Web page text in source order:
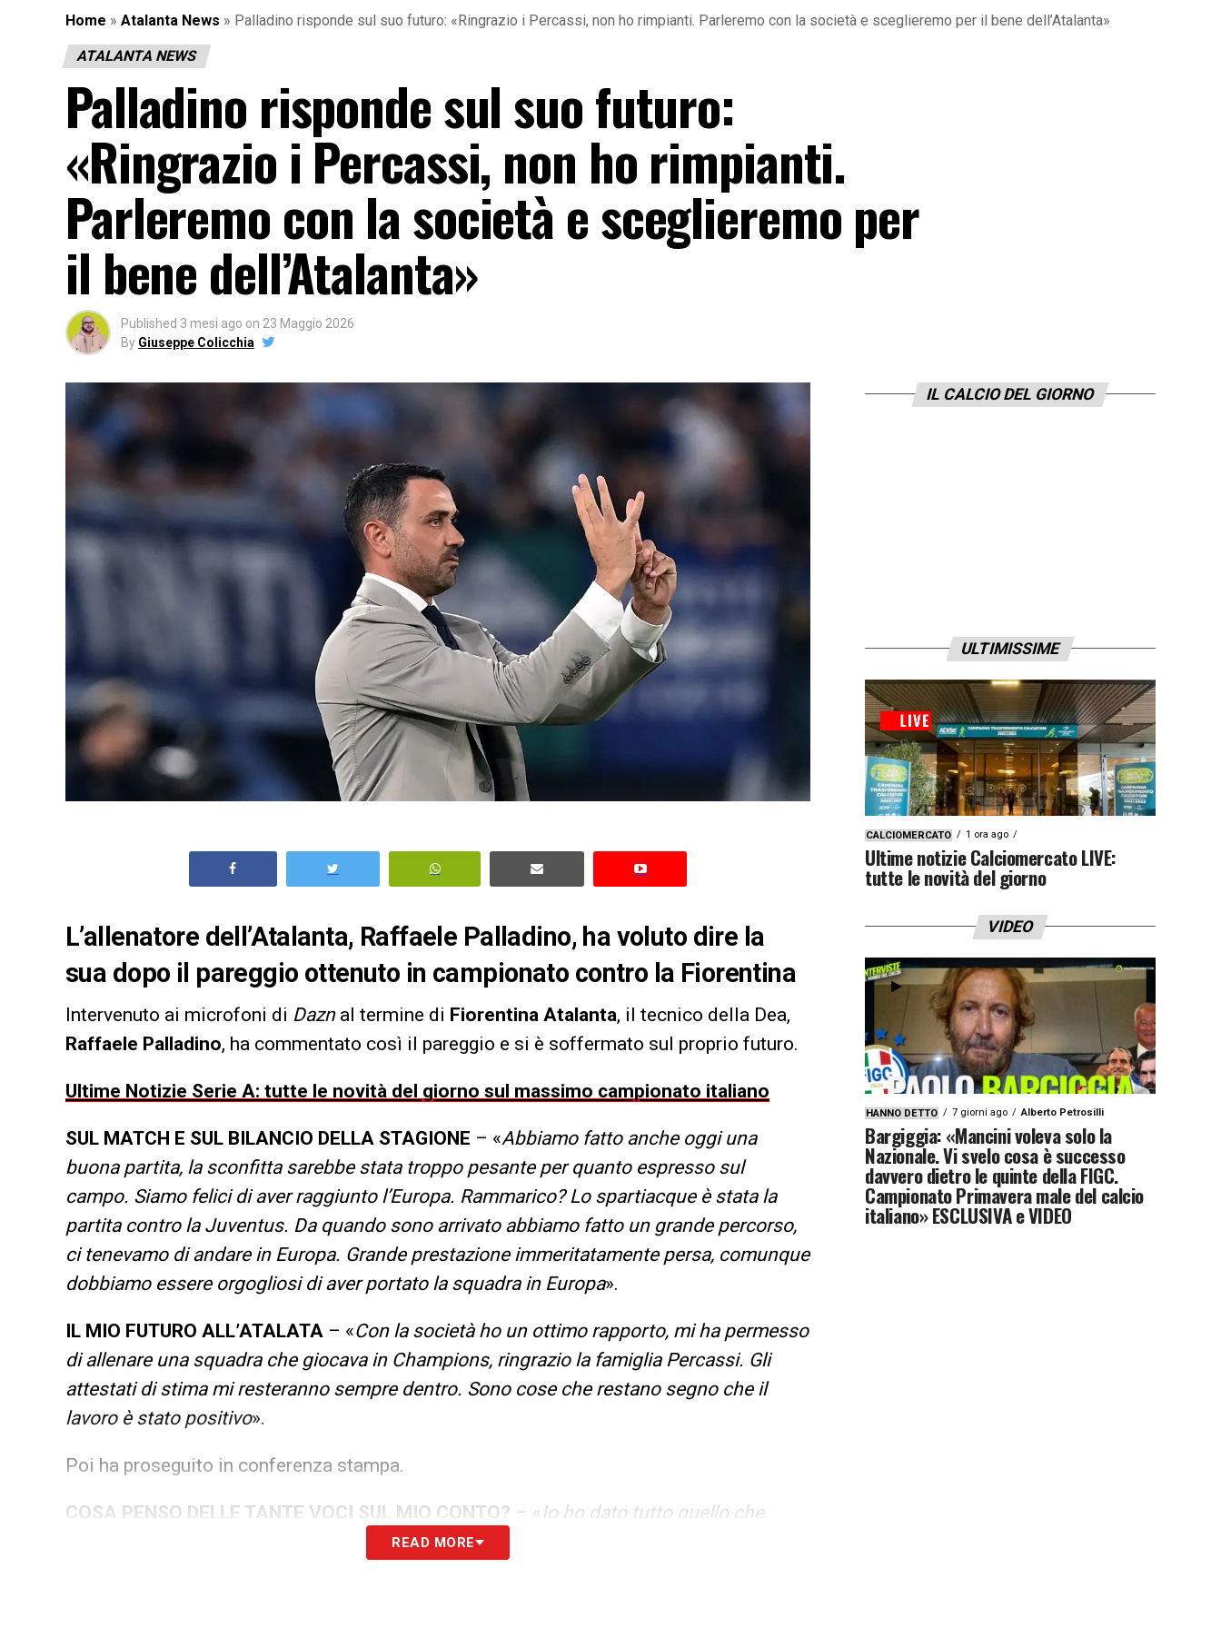
Home » Atalanta News » Palladino risponde sul suo futuro: «Ringrazio i Percassi, non ho rimpianti. Parleremo con la società e sceglieremo per il bene dell’Atalanta»
ATALANTA NEWS
Palladino risponde sul suo futuro:
«Ringrazio i Percassi, non ho rimpianti.
Parleremo con la società e sceglieremo per
il bene dell’Atalanta»
Published 3 mesi ago on 23 Maggio 2026
By Giuseppe Colicchia
L’allenatore dell’Atalanta, Raffaele Palladino, ha voluto dire la
sua dopo il pareggio ottenuto in campionato contro la Fiorentina
Intervenuto ai microfoni di Daznal termine di Fiorentina Atalanta, il tecnico della Dea,
Raffaele Palladino, ha commentato così il pareggio e si è soffermato sul proprio futuro.
Ultime Notizie Serie A: tutte le novità del giorno sul massimo campionato italiano
SUL MATCH E SUL BILANCIO DELLA STAGIONE – «Abbiamo fatto anche oggi una
buona partita, la sconfitta sarebbe stata troppo pesante per quanto espresso sul
campo. Siamo felici di aver raggiunto l’Europa. Rammarico? Lo spartiacque è stata la
partita contro la Juventus. Da quando sono arrivato abbiamo fatto un grande percorso,
ci tenevamo di andare in Europa. Grande prestazione immeritatamente persa, comunque
dobbiamo essere orgogliosi di aver portato la squadra in Europa».
IL MIO FUTURO ALL’ATALATA – «Con la società ho un ottimo rapporto, mi ha permesso
di allenare una squadra che giocava in Champions, ringrazio la famiglia Percassi. Gli
attestati di stima mi resteranno sempre dentro. Sono cose che restano segno che il
lavoro è stato positivo».
Poi ha proseguito in conferenza stampa.
COSA PENSO DELLE TANTE VOCI SUL MIO CONTO? – « Io ho dato tutto quello che
potevo dare e insieme abbiamo fatto un grande lavoro. Sinceramente non ho rimpianti.
READ MORE
IL CALCIO DEL GIORNO
ULTIMISSIME
CALCIOMERCATO 1 ora ago
Ultime notizie Calciomercato LIVE:
tutte le novità del giorno
VIDEO
HANNO DETTO 7 giorni ago Alberto Petrosilli
Bargiggia: «Mancini voleva solo la
Nazionale. Vi svelo cosa è successo
davvero dietro le quinte della FIGC.
Campionato Primavera male del calcio
italiano» ESCLUSIVA e VIDEO